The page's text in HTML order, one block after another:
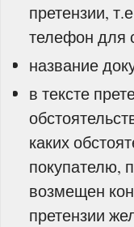
претензии,
телефон для
название
в тексте
каких
покупателю,
возмещен
претензии